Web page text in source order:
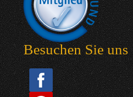
Besuchen Sie uns